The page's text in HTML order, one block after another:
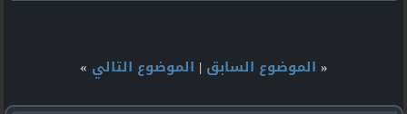
« الموضوع السابق | الموضوع التالي »